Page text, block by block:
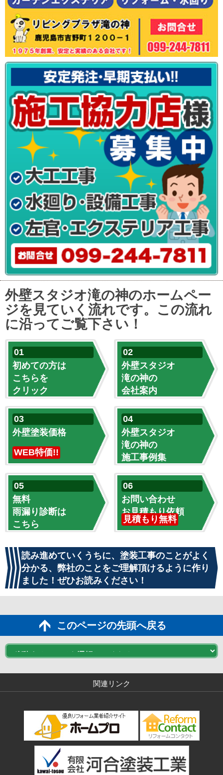
外壁スタジオ滝の神のホームペー
ジを見ていく流れです。この流れ
に沿ってご覧下さい！
初めての方は
こちらを
クリック
外壁スタジオ
滝の神の
会社案内
外壁塗装価格
WEB特価!!
外壁スタジオ
滝の神の
施工事例集
無料
雨漏り診断は
こちら
お問い合わせ
お見積もり依頼
見積もり無料
読み進めていくうちに、塗装工事のことがよく
分かる、弊社のことをご理解頂けるように作り
ました！ぜひお読みください！
このページの先頭へ戻る
関連リンク